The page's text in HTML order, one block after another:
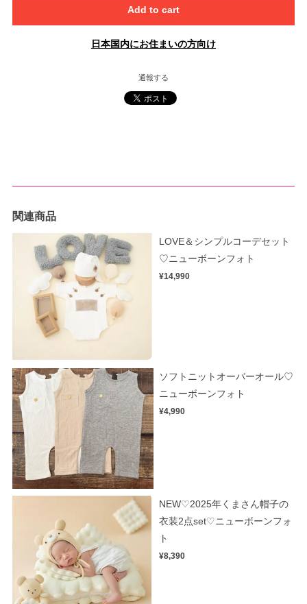
Add to cart
日本国内にお住まいの方向け
通報する
関連商品
LOVE＆シンプルコーデセット
♡ニューボーンフォト
¥14,990
ソフトニットオーバーオール♡
ニューボーンフォト
¥4,990
NEW♡2025年くまさん帽子の
衣装2点set♡ニューボーンフォ
ト
¥8,390